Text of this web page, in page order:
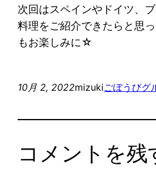
次回はスペインやドイツ、
料理をご紹介できたらと思
もお楽しみに☆
10月 2, 2022mizukiごぼうびグ
コメントを残